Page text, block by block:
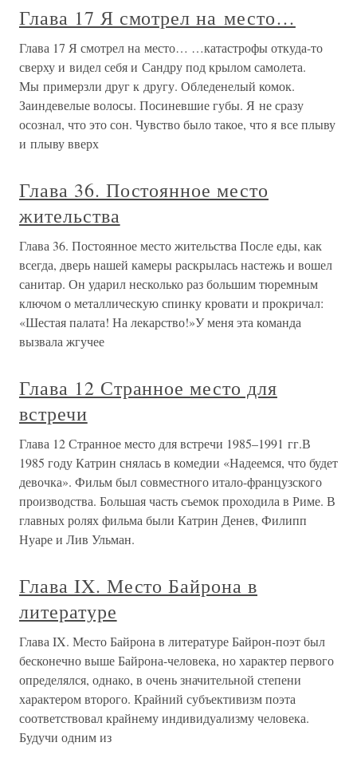
Глава 17 Я смотрел на место…
Глава 17 Я смотрел на место… …катастрофы откуда-то
сверху и видел себя и Сандру под крылом самолета.
Мы примерзли друг к другу. Обледенелый комок.
Заиндевелые волосы. Посиневшие губы. Я не сразу
осознал, что это сон. Чувство было такое, что я все плыву
и плыву вверх
Глава 36. Постоянное место
жительства
Глава 36. Постоянное место жительства После еды, как
всегда, дверь нашей камеры раскрылась настежь и вошел
санитар. Он ударил несколько раз большим тюремным
ключом о металлическую спинку кровати и прокричал:
«Шестая палата! На лекарство!»У меня эта команда
вызвала жгучее
Глава 12 Странное место для
встречи
Глава 12 Странное место для встречи 1985–1991 гг.В
1985 году Катрин снялась в комедии «Надеемся, что будет
девочка». Фильм был совместного итало-французского
производства. Большая часть съемок проходила в Риме. В
главных ролях фильма были Катрин Денев, Филипп
Нуаре и Лив Ульман.
Глава IX. Место Байрона в
литературе
Глава IX. Место Байрона в литературе Байрон-поэт был
бесконечно выше Байрона-человека, но характер первого
определялся, однако, в очень значительной степени
характером второго. Крайний субъективизм поэта
соответствовал крайнему индивидуализму человека.
Будучи одним из